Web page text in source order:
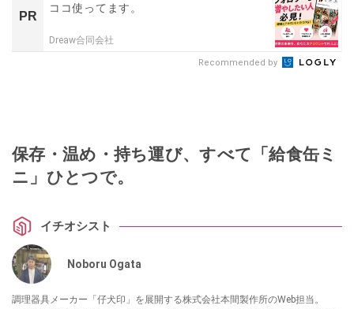
PR
ココ使ってます。
Dreaw合同会社
Recommended by
保存・温め・持ち運び、すべて「給食缶ミ
ニ」ひとつで。
イチオシスト
Noboru Ogata
調理器具メーカー「仔犬印」を展開する株式会社本間製作所のWeb担当。